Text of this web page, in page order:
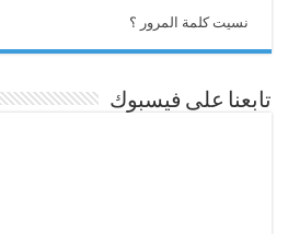
نسيت كلمة المرور ؟
تابعنا على فيسبوك